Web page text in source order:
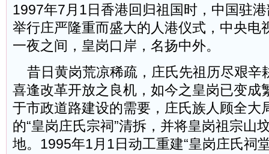
1997年7月1日香港回归祖国时，中国驻
举行庄严隆重而盛大的人港仪式，中央电
一夜之间，皇岗口岸，名扬中外。
昔日黄岗荒凉稀疏，庄氏先祖历尽艰辛
喜逢改革开放之良机，如今之皇岗已变成
于市政道路建设的需要，庄氏族人顾全大
的“皇岗庄氏宗祠”清拆，并将皇岗祖宗山
地。1995年1月1日动工重建“皇岗庄氏祠